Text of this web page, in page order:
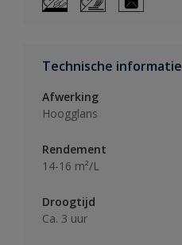
Technische informatie
Afwerking
Hoogglans
Rendement
14-16 m²/L
Droogtijd
Ca. 3 uur